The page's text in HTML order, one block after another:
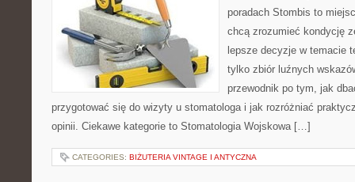
poradach Stombis to
chcą zrozumieć kondycję
lepsze decyzje w temacie
tylko zbiór luźnych
przewodnik po tym, jak
przygotować się do wizyty u stomatologa i jak rozróżniać
opinii. Ciekawe kategorie to Stomatologia Wojskowa […]
CATEGORIES: BIŻUTERIA VINTAGE I ANTYCZNA